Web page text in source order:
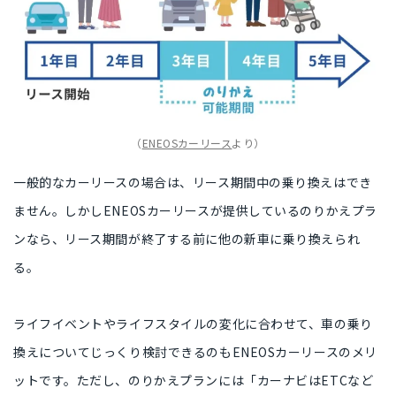
（ENEOSカーリースより）
一般的なカーリースの場合は、リース期間中の乗り換えはでき
ません。しかしENEOSカーリースが提供しているのりかえプラ
ンなら、
リース期間が終了する前に他の新車に乗り換えられ
る。
ライフイベントやライフスタイルの変化に合わせて、車の乗り
換えについてじっくり検討できるのもENEOSカーリースのメリ
ットです。ただし、のりかえプランには 「カーナビはETCなど